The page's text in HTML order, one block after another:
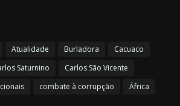
Atualidade Burladora
Cacuaco
Saturnino
Carlos São Vicente
combate à corrupção África